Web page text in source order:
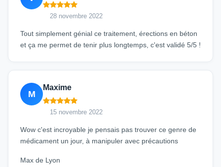
28 novembre 2022
Tout simplement génial ce traitement, érections en béton
et ça me permet de tenir plus longtemps, c'est validé 5/5 !
M
Maxime
15 novembre 2022
Wow c'est incroyable je pensais pas trouver ce genre de
médicament un jour, à manipuler avec précautions
Max de Lyon